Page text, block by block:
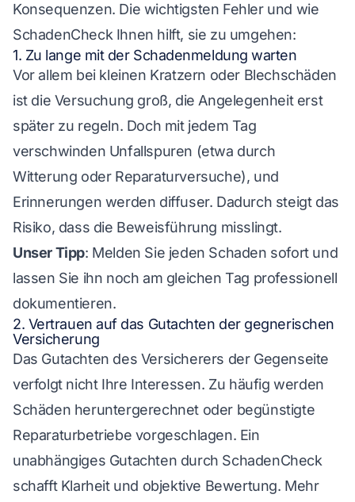
Konsequenzen. Die wichtigsten Fehler und wie
SchadenCheck Ihnen hilft, sie zu umgehen:
1. Zu lange mit der Schadenmeldung warten
Vor allem bei kleinen Kratzern oder Blechschäden
ist die Versuchung groß, die Angelegenheit erst
später zu regeln. Doch mit jedem Tag
verschwinden Unfallspuren (etwa durch
Witterung oder Reparaturversuche), und
Erinnerungen werden diffuser. Dadurch steigt das
Risiko, dass die Beweisführung misslingt.
Unser Tipp: Melden Sie jeden Schaden sofort und
lassen Sie ihn noch am gleichen Tag professionell
dokumentieren.
2. Vertrauen auf das Gutachten der gegnerischen
Versicherung
Das Gutachten des Versicherers der Gegenseite
verfolgt nicht Ihre Interessen. Zu häufig werden
Schäden heruntergerechnet oder begünstigte
Reparaturbetriebe vorgeschlagen. Ein
unabhängiges Gutachten durch SchadenCheck
schafft Klarheit und objektive Bewertung. Mehr